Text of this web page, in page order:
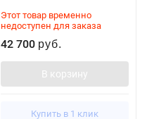
Этот товар временно
недоступен для заказа
42 700 руб.
В корзину
Купить в 1 клик